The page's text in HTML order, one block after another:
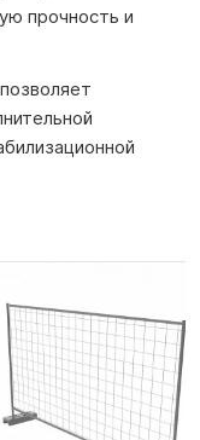
прочность и